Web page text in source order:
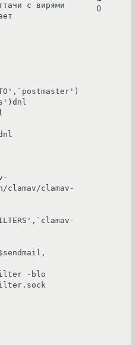
0
с вирями
TO',`postmaster')
clamav-
-blo